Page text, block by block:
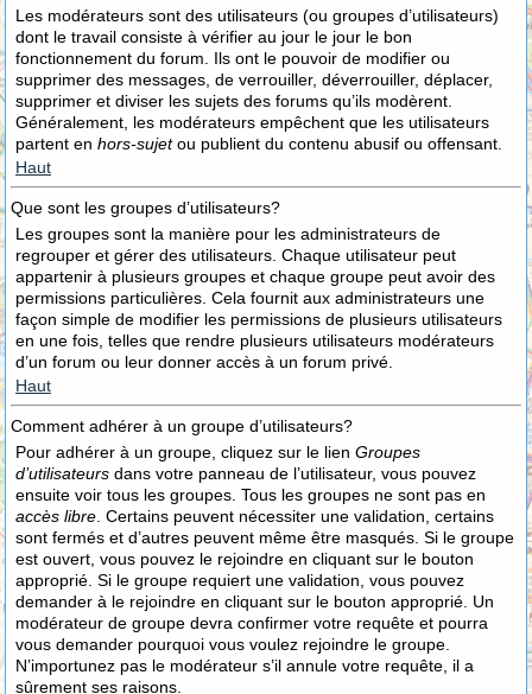
Les modérateurs sont des utilisateurs (ou groupes d’utilisateurs)
dont le travail consiste à vérifier au jour le jour le bon
fonctionnement du forum. Ils ont le pouvoir de modifier ou
supprimer des messages, de verrouiller, déverrouiller, déplacer,
supprimer et diviser les sujets des forums qu’ils modèrent.
Généralement, les modérateurs empêchent que les utilisateurs
partent en hors-sujetou publient du contenu abusif ou offensant.
Haut
Que sont les groupes d’utilisateurs?
Les groupes sont la manière pour les administrateurs de
regrouper et gérer des utilisateurs. Chaque utilisateur peut
appartenir à plusieurs groupes et chaque groupe peut avoir des
permissions particulières. Cela fournit aux administrateurs une
façon simple de modifier les permissions de plusieurs utilisateurs
en une fois, telles que rendre plusieurs utilisateurs modérateurs
d’un forum ou leur donner accès à un forum privé.
Haut
Comment adhérer à un groupe d’utilisateurs?
Pour adhérer à un groupe, cliquez sur le lien Groupes
d’utilisateurs dans votre panneau de l’utilisateur, vous pouvez
ensuite voir tous les groupes. Tous les groupes ne sont pas en
accès libre . Certains peuvent nécessiter une validation, certains
sont fermés et d’autres peuvent même être masqués. Si le groupe
est ouvert, vous pouvez le rejoindre en cliquant sur le bouton
approprié. Si le groupe requiert une validation, vous pouvez
demander à le rejoindre en cliquant sur le bouton approprié. Un
modérateur de groupe devra confirmer votre requête et pourra
vous demander pourquoi vous voulez rejoindre le groupe.
N’importunez pas le modérateur s’il annule votre requête, il a
sûrement ses raisons.